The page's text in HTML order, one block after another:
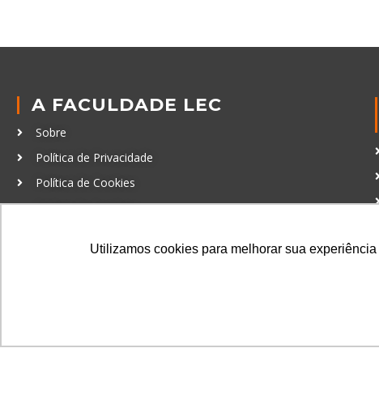
Utilizamos cookies para melhorar sua
A FACULDADE LEC
Sobre
Política de Privacidade
Política de Cookies
Código de Conduta